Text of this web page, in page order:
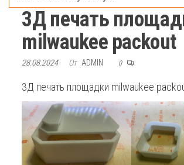
3Д печать
milwaukee packout
28.08.2024 От ADMIN 0
3Д печать площадки milwaukee